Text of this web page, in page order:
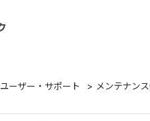
ユーザー・サポート > メンテナン